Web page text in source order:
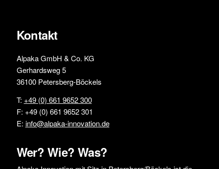
Kontakt
Alpaka GmbH & Co. KG
Gerhardsweg 5
36100 Petersberg-Böckels
T: +49 (0) 661 9652 300
F: +49 (0) 661 9652 301
E: info@alpaka-innovation.de
Wer? Wie? Was?